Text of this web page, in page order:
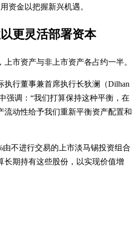
资金以把握新兴机遇。
更灵活部署资本
市资产与非上市资产各占约一半。
执行董事兼首席执行长狄澜（Dilhan
强调：“我们打算保持这种平衡，在
流动性给予我们重新平衡资产配置和
由不进行交易的上市淡马锡投资组合
长期持有这些股份，以实现价值增